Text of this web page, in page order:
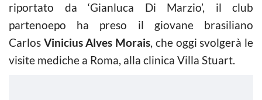
riportato da ‘Gianluca Di Marzio’, il club
partenoepo ha preso il giovane brasiliano
Carlos Vinicius Alves Morais, che oggi svolgerà le
visite mediche a Roma, alla clinica Villa Stuart.